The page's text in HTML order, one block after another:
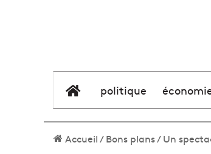
élément de menu
politique
Accueil/Bons plans/Un